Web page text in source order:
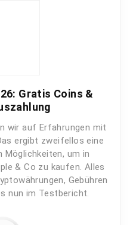
Gratis Coins &
wir auf Erfahrungen mit
ergibt zweifellos eine
um in
& Co zu kaufen. Alles
Gebühren
nun im Testbericht.